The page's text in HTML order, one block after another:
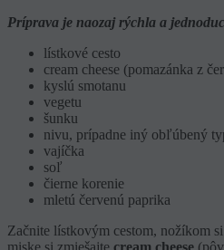
Príprava je naozaj rýchla a
lístkové cesto
cream cheese (pomazánka z
kyslú smotanu
vegetu
šunku
nivu, prípadne iný obľúbený
vajíčka
soľ
čierne korenie
mletú červenú paprika
Začnite lístkovým cestom, nožíkom
miske si zmiešajte cream cheese